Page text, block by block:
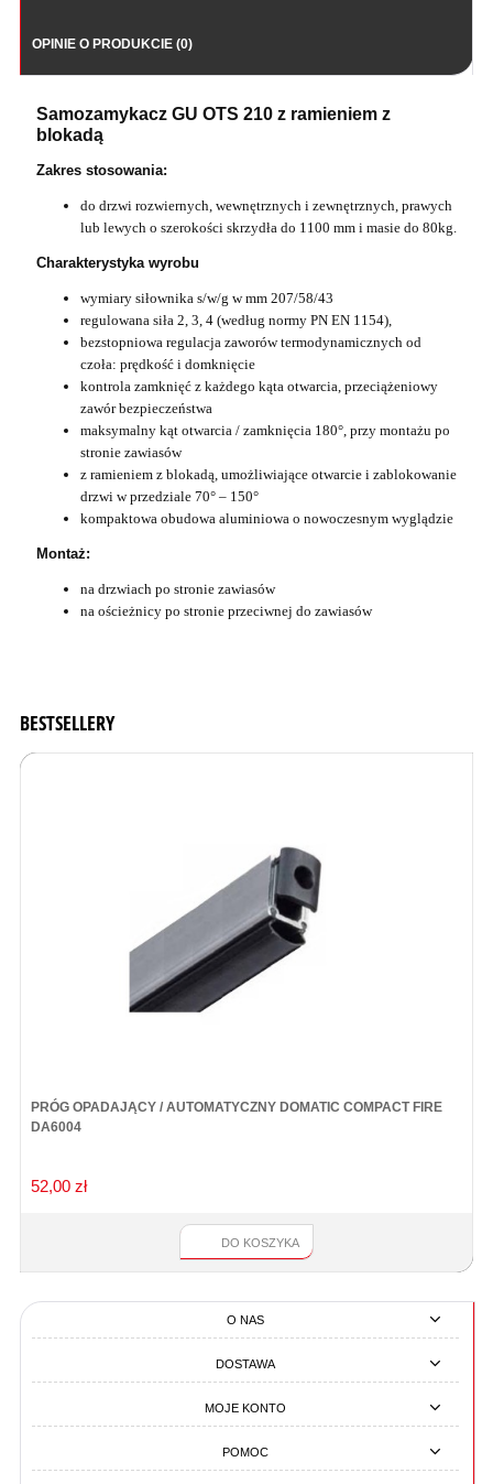
OPINIE O PRODUKCIE (0)
Samozamykacz GU OTS 210 z ramieniem z
blokadą
Zakres stosowania:
do drzwi rozwiernych, wewnętrznych i zewnętrznych, prawych
lub lewych o szerokości skrzydła do 1100 mm i masie do 80kg.
Charakterystyka wyrobu
wymiary siłownika s/w/g w mm 207/58/43
regulowana siła 2, 3, 4 (według normy PN EN 1154),
bezstopniowa regulacja zaworów termodynamicznych od
czoła: prędkość i domknięcie
kontrola zamknięć z każdego kąta otwarcia, przeciążeniowy
zawór bezpieczeństwa
maksymalny kąt otwarcia / zamknięcia 180°, przy montażu po
stronie zawiasów
z ramieniem z blokadą, umożliwiające otwarcie i zablokowanie
drzwi w przedziale 70° – 150°
kompaktowa obudowa aluminiowa o nowoczesnym wyglądzie
Montaż:
na drzwiach po stronie zawiasów
na ościeżnicy po stronie przeciwnej do zawiasów
BESTSELLERY
PRÓG OPADAJĄCY / AUTOMATYCZNY DOMATIC COMPACT FIRE
DA6004
52,00 zł
DO KOSZYKA
O NAS
DOSTAWA
MOJE KONTO
POMOC